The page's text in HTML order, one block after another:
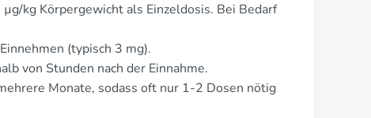
kg Körpergewicht als Einzeldosis. Bei Bedarf
(typisch 3 mg).
von Stunden nach der Einnahme.
Monate, sodass oft nur 1-2 Dosen nötig